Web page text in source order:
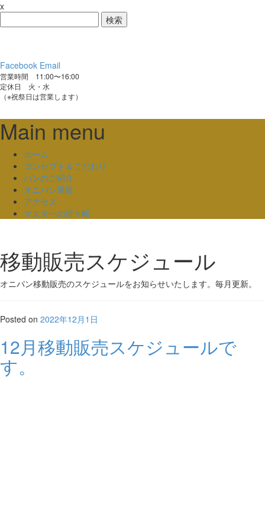
x
索:
Facebook Email
営業時間 11:00〜16:00
定休日 火・水
（※祝祭日は営業します）
Main menu
Skip
content
ホーム
コンセプト＆こだわり
パンのご紹介
オニパン通販
アクセス
マスターの折々帳
移動販売スケジュール
オニパン移動販売のスケジュールをお知らせいたします。毎月更新。
Posted on 2022年12月1日
12月移動販売スケジュールで
す。